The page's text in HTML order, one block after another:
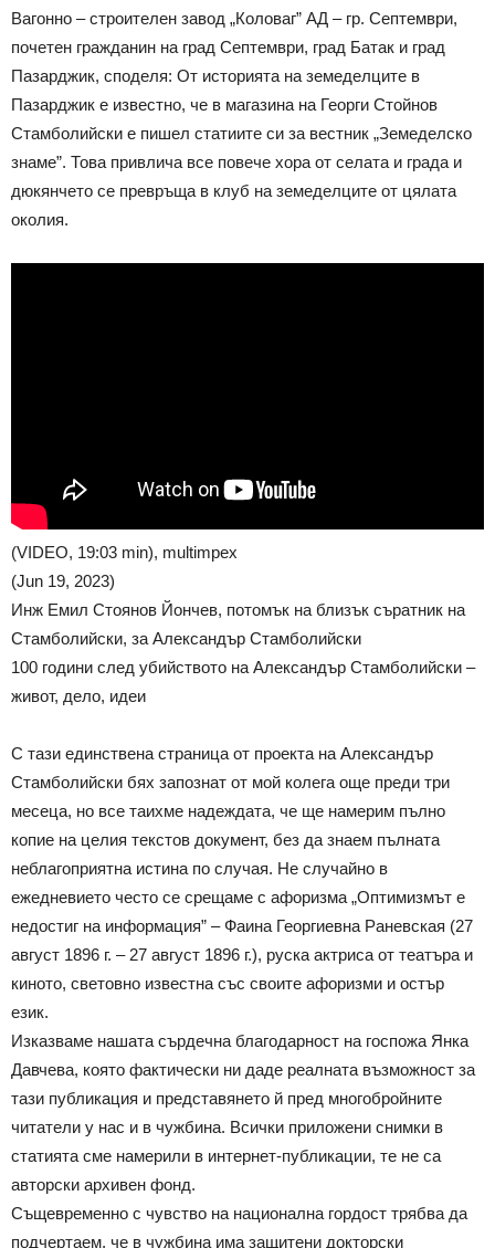
Вагонно – строителен завод „Коловаг” АД – гр. Септември,
почетен гражданин на град Септември, град Батак и град
Пазарджик, споделя: От историята на земеделците в
Пазарджик е известно, че в магазина на Георги Стойнов
Стамболийски е пишел статиите си за вестник „Земеделско
знаме”. Това привлича все повече хора от селата и града и
дюкянчето се превръща в клуб на земеделците от цялата
околия.
(VIDEO, 19:03 min), multimpex
(Jun 19, 2023)
Инж Емил Стоянов Йончев, потомък на близък съратник на
Стамболийски, за Александър Стамболийски
100 години след убийството на Александър Стамболийски –
живот, дело, идеи
С тази единствена страница от проекта на Александър
Стамболийски бях запознат от мой колега още преди три
месеца, но все таихме надеждата, че ще намерим пълно
копие на целия текстов документ, без да знаем пълната
неблагоприятна истина по случая. Не случайно в
ежедневието често се срещаме с афоризма „Оптимизмът е
недостиг на информация” – Фаина Георгиевна Раневская (27
август 1896 г. – 27 август 1896 г.), руска актриса от театъра и
киното, световно известна със своите афоризми и остър
език.
Изказваме нашата сърдечна благодарност на госпожа Янка
Давчева, която фактически ни даде реалната възможност за
тази публикация и представянето й пред многобройните
читатели у нас и в чужбина. Всички приложени снимки в
статията сме намерили в интернет-публикации, те не са
авторски архивен фонд.
Същевременно с чувство на национална гордост трябва да
подчертаем, че в чужбина има защитени докторски